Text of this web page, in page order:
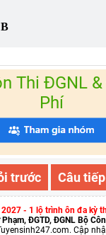
Thi ĐGNL
Phí
trước Câu
- 1 lộ trình ôn đa kỳ
ĐGTD, ĐGNL Bộ
Cập